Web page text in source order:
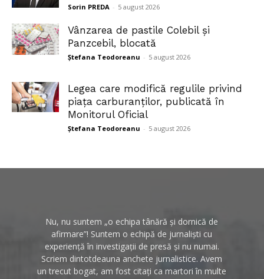
Sorin PREDA - 5 august 2026
Vânzarea de pastile Colebil și
Panzcebil, blocată
Ștefana Teodoreanu - 5 august 2026
Legea care modifică regulile privind
piața carburanților, publicată în
Monitorul Oficial
Ștefana Teodoreanu - 5 august 2026
Nu, nu suntem „o echipa tânără și dornică de
afirmare”! Suntem o echipă de jurnaliști cu
experiență în investigații de presă și nu numai.
Scriem dintotdeauna anchete jurnalistice. Avem
un trecut bogat, am fost citați ca martori în multe